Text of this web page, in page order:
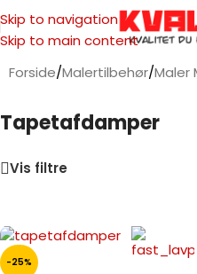
Skip to navigation
Skip to main content
Forside/Malertilbehør/Maler
Tapetafdamper
Vis filtre
-25%